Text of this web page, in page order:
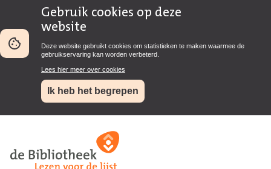
Gebruik cookies op deze
website
Deze website gebruikt cookies om statistieken te maken waarmee de
gebruikservaring kan worden verbeterd.
Lees hier meer over cookies
Ik heb het begrepen